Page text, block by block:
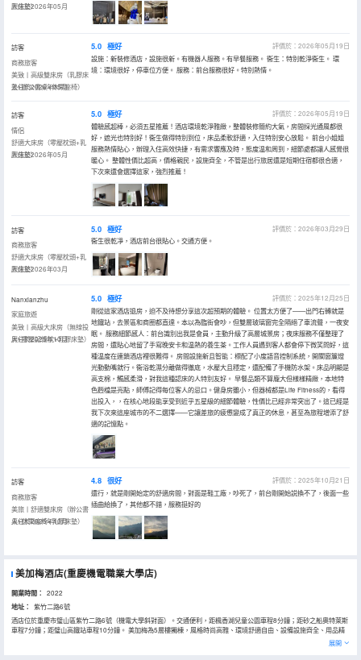
膠床墊）
入住於2026年05月
訪客
商務旅客
美致丨高級雙床房（乳膠床
墊+辦公書桌+休閑座椅）
入住於2026年05月
5.0 極好
評價於：2026年05月19日
設施：新裝修酒店，設施很新。有機器人服務。有早餐服務。 衞生：特別乾淨衞生。 環
境：環境很好，停車位方便。 服務：前台服務很好。特別熱情。
訪客
情侶
舒適大床房（零壓枕頭+乳
膠床墊）
入住於2026年05月
5.0 極好
評價於：2026年05月19日
體驗感超棒，必須五星推薦！酒店環境乾淨雅緻，整體裝修簡約大氣，房間採光通風都很
好，遮光也特別好！衞生做得特別到位，床品柔軟舒適，入住特別安心放鬆。 前台小姐姐
服務熱情貼心，辦理入住高效快捷，有需求響應及時，態度温和周到，細節處都讓人感覺很
暖心。 整體性價比超高，價格親民，設施齊全，不管是出行旅居還是短期住宿都很合適，
下次來還會選擇這家，強烈推薦！
訪客
商務旅客
舒適大床房（零壓枕頭+乳
膠床墊）
入住於2026年03月
5.0 極好
評價於：2026年03月29日
衞生很乾凈，酒店前台很貼心。交通方便。
Nanxianzhu
家庭旅遊
美致丨高級大床房（無線投
屏+零壓記憶枕+乳膠床墊）
入住於2025年10月
5.0 極好
評價於：2025年12月25日
剛從這家酒店退房，迫不及待想分享這次超預期的體驗。 位置太方便了——出門右轉就是
地鐵站，去景區和商圈都直達。本以為臨街會吵，但雙層玻璃窗完全隔絕了車流聲，一夜安
眠。 服務細節感人：前台識別出我是會員，主動升級了高層城景房；夜床服務不僅整理了
房間，還貼心地留了手寫晚安卡和温熱的養生茶。工作人員遇到客人都會停下微笑問好，這
種温度在連鎖酒店裡很難得。 房間設施新且智能：標配了小度語音控制系統，開關窗簾燈
光動動嘴就行。衞浴乾濕分離做得徹底，水壓大且穩定，還配備了手機防水架。床品明顯是
高支棉，觸感柔滑，對我這種認床的人特別友好。 早餐品類不算龐大但樣樣精緻，本地特
色麪檔是亮點，師傅記得每位客人的忌口。健身房雖小，但器械都是Life Fitness的，看得
出投入，，在核心地段能享受到近乎五星級的細節體驗，性價比已經非常突出了。這已經是
我下次來這座城市的不二選擇——它讓差旅的疲憊變成了真正的休息，甚至為旅程增添了舒
適的記憶點。
訪客
商務旅客
美旅丨舒適雙床房（辦公書
桌+休閑座椅+乳膠床墊）
入住於2025年10月
4.8 很好
評價於：2025年10月21日
還行，就是剛開始定的舒適房間，對面是鞋工廠，吵死了，前台剛開始説換不了，後面一些
插曲給換了，其他都不錯，服務挺好的
美加梅酒店(重慶機電職業大學店)
開業時間： 2022
地址：
紫竹二路6號
酒店位於重慶市璧山區紫竹二路6號（機電大學斜對面）。交通便利，距楓香湖兒童公園車程8分鐘；距砂之船奧特萊斯
車程7分鐘；距璧山高鐵站車程10分鐘。 美加梅為5層樓獨棟，風格時尚高雅、環境舒適自由、設備設施齊全、用品精
緻高檔。擁有舒適、高級、豪華客房以及親子、行政、棋牌套房，設有中央空調、冷熱飲設備、電話留言系統、衞星閉
展開